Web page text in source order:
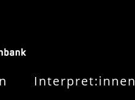
Interpret:innen